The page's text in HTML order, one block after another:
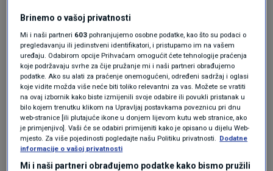
prema priopćenju iz Ureda premijera, prenosi
RTBF.
"Tražimo zemlje voljne
prihvatiti Palestince"
U izjavi je također naveo da njegov ured
trenutno radi na pronalaženju zemalja voljnih
prihvatiti Palestince koji napuštaju pojas Gaze.
Brinemo o vašoj privatnosti
Mi i naši partneri 603 pohranjujemo osobne podatke, kao što su podaci o
pregledavanju ili jedinstveni identifikatori, i pristupamo im na vašem
uređaju. Odabirom opcije Prihvaćam omogućit ćete tehnologije praćenja
koje podržavaju svrhe za čije pružanje mi i naši partneri obrađujemo
podatke. Ako su alati za praćenje onemogućeni, određeni sadržaj i oglasi
koje vidite možda više neće biti toliko relevantni za vas. Možete se vratiti
na ovaj izbornik kako biste izmijenili svoje odabire ili povukli pristanak u
bilo kojem trenutku klikom na Upravljaj postavkama poveznicu pri dnu
web-stranice [ili plutajuće ikone u donjem lijevom kutu web stranice, ako
je primjenjivo]. Vaši će se odabiri primijeniti kako je opisano u dijelu Web-
mjesto. Za više pojedinosti pogledajte našu Politiku privatnosti.
Dodatne
informacije o vašoj privatnosti
Mi i naši partneri obrađujemo podatke kako bismo pružili